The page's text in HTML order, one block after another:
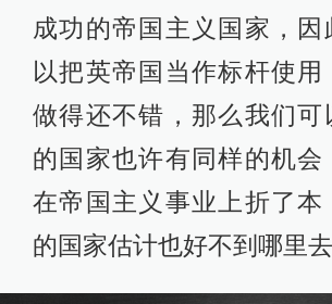
成功的帝国主义国家，因
以把英帝国当作标杆使用
做得还不错，那么我们可
的国家也许有同样的机会
在帝国主义事业上折了本
的国家估计也好不到哪里去